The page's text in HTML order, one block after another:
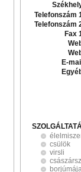
Telefonszám
Telefonszám
Fax
E-
csülök
virsli